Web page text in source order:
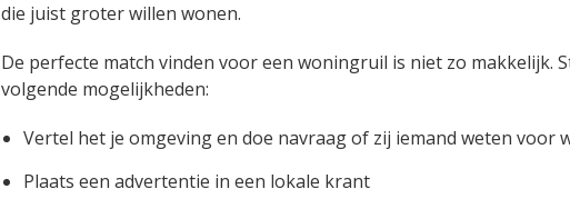
die juist groter willen wonen.
De perfecte match vinden voor een woningruil is niet zo makkelijk.
volgende mogelijkheden:
Vertel het je omgeving en doe navraag of zij iemand weten voor
Plaats een advertentie in een lokale krant